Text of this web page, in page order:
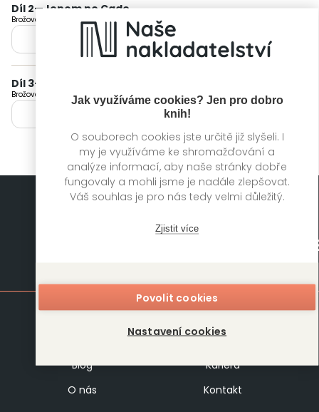
Jak využíváme cookies? Jen pro dobro
knih!
O souborech cookies jste určitě již slyšeli. I
my je využíváme ke shromažďování a
analýze informací, aby naše stránky dobře
fungovaly a mohli jsme je nadále zlepšovat.
Váš souhlas je pro nás tedy velmi důležitý.
Zjistit více
Povolit cookies
Nastavení cookies
Díl 2— Jenom ne Cade
Brožovaná Skladem
Zobrazit vydání
Díl 3—
Brožovaná Skladem
Zobrazit vydání
Knihy
Autoři
Foreign Rights
Blog
Kariéra
O nás
Kontakt